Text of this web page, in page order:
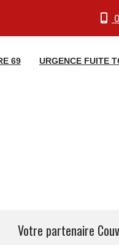
69 URGENCE FUITE
Votre partenaire